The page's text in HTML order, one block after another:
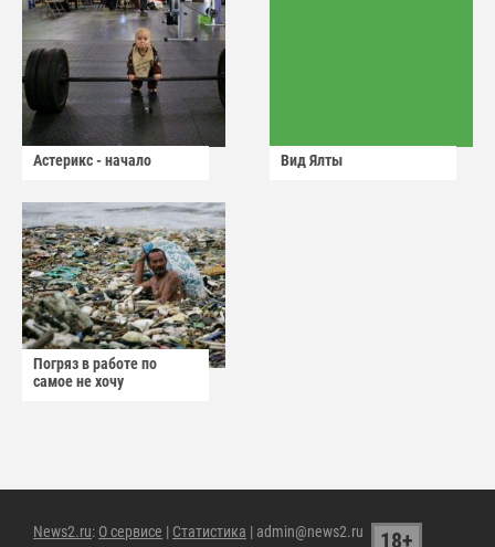
Астерикс - начало Вид Ялты
Погряз в работе по
самое не хочу
News2.ru: О сервисе | Статистика | admin@news2.ru 18+